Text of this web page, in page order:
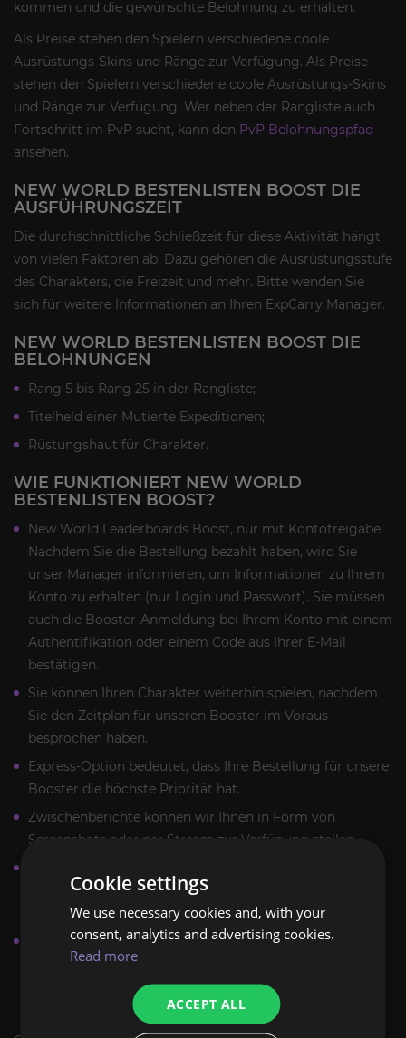
kommen und die gewünschte Belohnung zu erhalten.
Als Preise stehen den Spielern verschiedene coole
Ausrüstungs-Skins und Ränge zur Verfügung. Als Preise
stehen den Spielern verschiedene coole Ausrüstungs-Skins
und Ränge zur Verfügung. Wer neben der Rangliste auch
Fortschritt im PvP sucht, kann den PvP Belohnungspfad
ansehen.
NEW WORLD BESTENLISTEN BOOST DIE
AUSFÜHRUNGSZEIT
Die durchschnittliche Schließzeit für diese Aktivität hängt
von vielen Faktoren ab. Dazu gehören die Ausrüstungsstufe
des Charakters, die Freizeit und mehr. Bitte wenden Sie
sich für weitere Informationen an Ihren ExpCarry Manager.
NEW WORLD BESTENLISTEN BOOST DIE
BELOHNUNGEN
Rang 5 bis Rang 25 in der Rangliste;
Titelheld einer Mutierte Expeditionen;
Rüstungshaut für Charakter.
WIE FUNKTIONIERT NEW WORLD
BESTENLISTEN BOOST?
New World Leaderboards Boost, nur mit Kontofreigabe.
Nachdem Sie die Bestellung bezahlt haben, wird Sie
unser Manager informieren, um Informationen zu Ihrem
Konto zu erhalten (nur Login und Passwort). Sie müssen
auch die Booster-Anmeldung bei Ihrem Konto mit einem
Authentifikation oder einem Code aus Ihrer E-Mail
bestätigen.
Sie können Ihren Charakter weiterhin spielen, nachdem
Sie den Zeitplan für unseren Booster im Voraus
besprochen haben.
Express-Option bedeutet, dass Ihre Bestellung für unsere
Booster die höchste Priorität hat.
Zwischenberichte können wir Ihnen in Form von
Screenshots oder per Stream zur Verfügung stellen.
die Sie während des Boosts erhalten, werden auf Ihrem
Charakter gespeichert.
Wenn Sie aus irgendeinem Grund die Ausführung des
Auftrags stoppen möchten, teilen Sie uns dies bitte mit,
und wir berechnen einen fairen Preis für die geleistete
Cookie settings
We use necessary cookies and, with your
consent, analytics and advertising cookies.
Read more
ACCEPT ALL